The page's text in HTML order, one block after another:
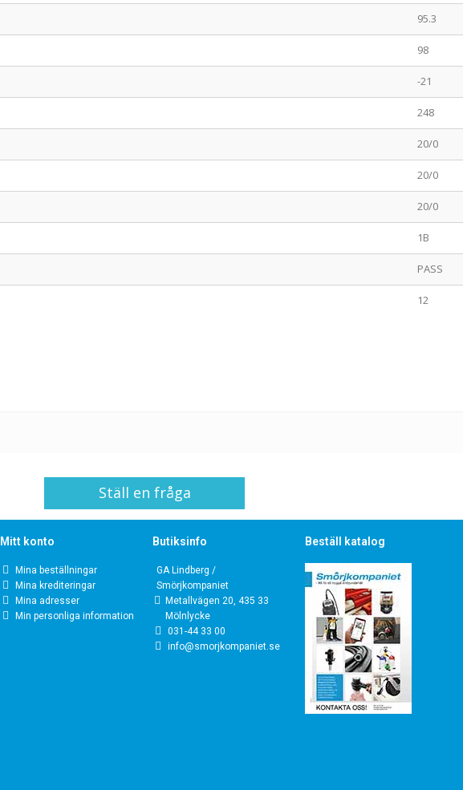
95.3
98
-21
248
20/0
20/0
20/0
1B
PASS
12
Ställ en fråga
Mitt konto
Mina beställningar
Mina krediteringar
Mina adresser
Min personliga information
Butiksinfo
GA Lindberg /
Smörjkompaniet
Metallvägen 20, 435 33
Mölnlycke
031-44 33 00
info@smorjkompaniet.se
Beställ katalog